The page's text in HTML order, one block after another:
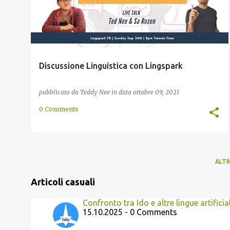
Discussione Linguistica con Lingspark
pubblicato da Teddy Nee in data ottobre 09, 2021
0 Comments
Articoli casuali
Confronto tra Ido e altre lingue
15.10.2025 - 0 Comments